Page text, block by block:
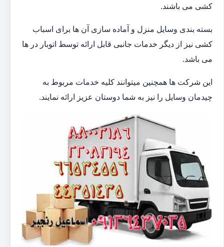
کشی می باشند.
بسته بندی وسایل منزل و آماده سازی آن ها برای اسباب
کشی نیز از دیگر خدمات جانبی قابل ارائه توسط اتوبار در ها
می باشد.
این شرکت ها همچنین میتوانند کلیه خدمات مربوط به
چیدمان وسایل را نیز به شما دوستان عزیز ارائه نمایند.